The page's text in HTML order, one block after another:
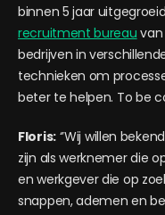
binnen 5 jaar
recruitment bureau van
bedrijven in
technieken om
beter te helpen. To be
Floris:‘’Wij willen
zijn als werknemer die
en werkgever die op
snappen, ademen en